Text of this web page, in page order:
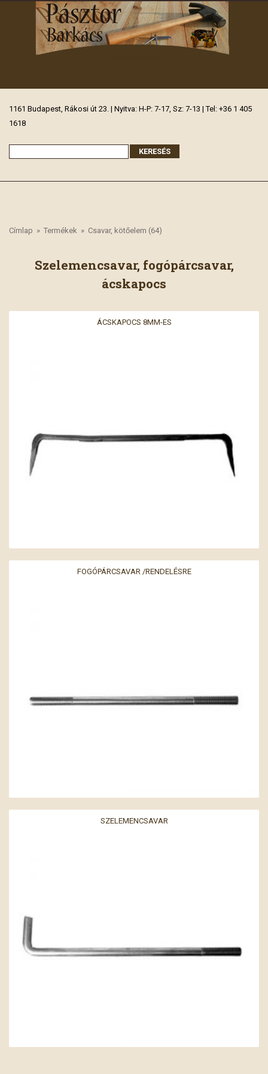
1161 Budapest, Rákosi út 23. | Nyitva: H-P: 7-17, Sz: 7-13 | Tel: +36 1 405
1618
Címlap » Termékek » Csavar, kötőelem (64)
Szelemencsavar, fogópárcsavar,
ácskapocs
ÁCSKAPOCS 8MM-ES
FOGÓPÁRCSAVAR /RENDELÉSRE
SZELEMENCSAVAR